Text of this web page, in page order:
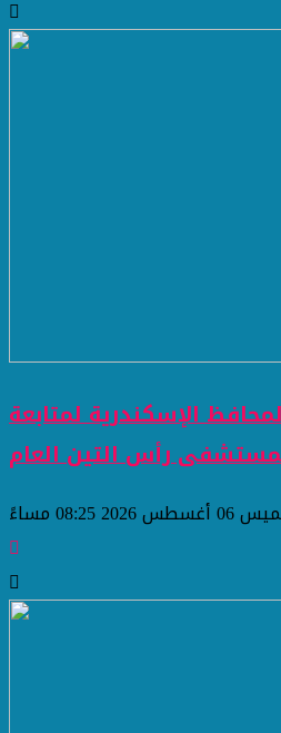
الإسكندرية لمتابعة
رأس التين العام
2026 08:25 مساءً